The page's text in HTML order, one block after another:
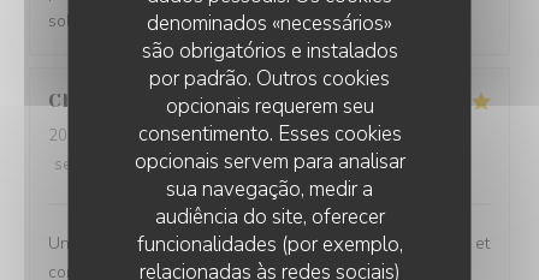
denominados «necessários»
são obrigatórios e instalados
por padrão. Outros cookies
opcionais requerem seu
consentimento. Esses cookies
opcionais servem para analisar
sua navegação, medir a
audiência do site, oferecer
funcionalidades (por exemplo,
relacionadas às redes sociais)
soleil pour les clients .
Christian
2026-08-05
- 19:45 - guests 5
service
/5 ambience: 5/5 menu :5/5 quality_price
Un restaurant très agréable : le cadre très sympathique et
convivial. Les plats bien sûr, j'ai adoré la Carbonnade